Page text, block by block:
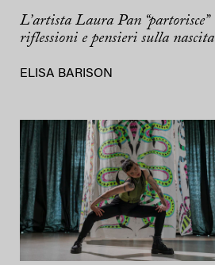
L’artista Laura Pan “partorisce”
riflessioni e pensieri sulla nascita
ELISA BARISON